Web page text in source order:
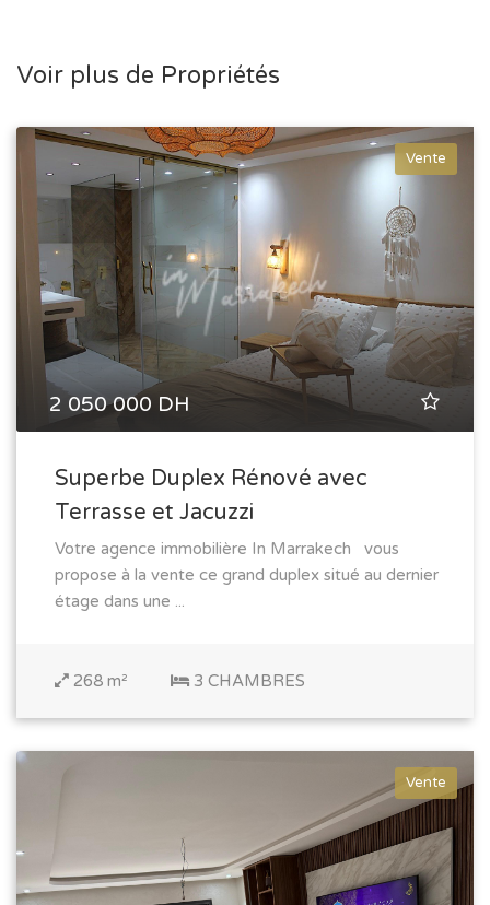
InMarrakech
réservés -Copyright All rights reserved
Voir plus de Propriétés
Vente
2 050 000 DH
Superbe Duplex Rénové avec
Terrasse et Jacuzzi
Votre agence immobilière In Marrakech vous
propose à la vente ce grand duplex situé au dernier
étage dans une ...
268 m² 3 CHAMBRES
Vente